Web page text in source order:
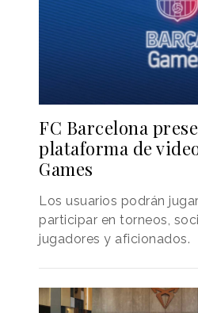
FC Barcelona
plataforma de
Games
Los usuarios podrán
participar en torneos,
jugadores y aficionados.